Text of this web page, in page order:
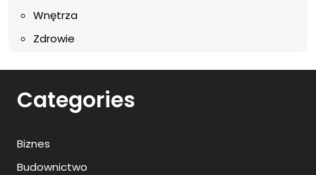
Wnętrza
Zdrowie
Categories
Biznes
Budownictwo